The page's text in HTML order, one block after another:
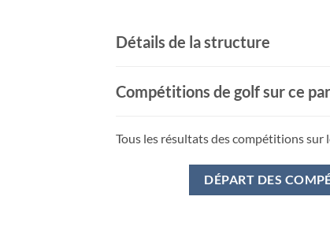
Détails de la structure
Compétitions de golf sur ce
Tous les résultats des compétitions sur
DÉPART DES